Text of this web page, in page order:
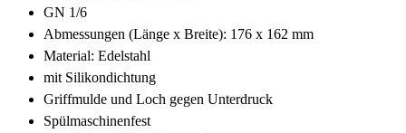
GN 1/6
Abmessungen (Länge x Breite): 176 x 162 mm
Material: Edelstahl
mit Silikondichtung
Griffmulde und Loch gegen Unterdruck
Spülmaschinenfest